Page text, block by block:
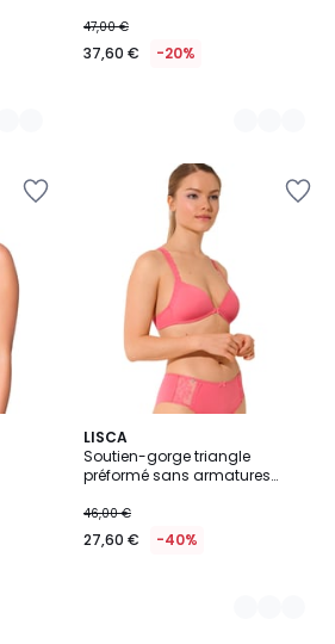
47,00 €
37,60 € -20%
LISCA
Soutien-gorge triangle
préformé sans armatures
46,00 €
27,60 € -40%
2
Couleurs